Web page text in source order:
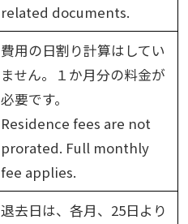
related documents.
費用の日割り計算はしてい
ません。１か月分の料金が
必要です。
Residence fees are not
prorated. Full monthly
fee applies.
退去日は、各月、25日より